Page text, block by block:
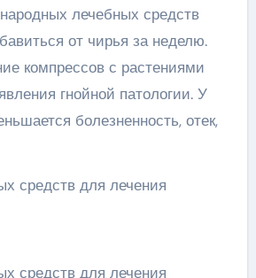
лечебных средств
от чирья за неделю.
компрессов с растениями
гнойной патологии. У
болезненность, отек,